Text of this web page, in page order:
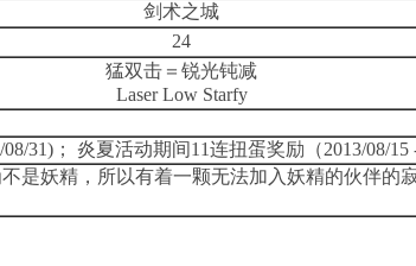
剑术之城
24
猛双击＝锐光钝减
Laser Low Starfy
31)； 炎夏活动期间11连扭蛋奖励（2013/08/15 -
是妖精，所以有着一颗无法加入妖精的伙伴